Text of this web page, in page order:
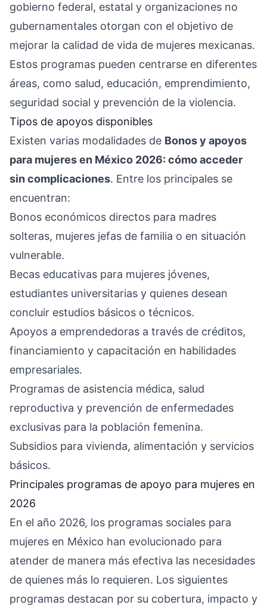
gobierno federal, estatal y organizaciones no
gubernamentales otorgan con el objetivo de
mejorar la calidad de vida de mujeres mexicanas.
Estos programas pueden centrarse en diferentes
áreas, como salud, educación, emprendimiento,
seguridad social y prevención de la violencia.
Tipos de apoyos disponibles
Existen varias modalidades de Bonos y apoyos
para mujeres en México 2026: cómo acceder
sin complicaciones. Entre los principales se
encuentran:
Bonos económicos directos para madres
solteras, mujeres jefas de familia o en situación
vulnerable.
Becas educativas para mujeres jóvenes,
estudiantes universitarias y quienes desean
concluir estudios básicos o técnicos.
Apoyos a emprendedoras a través de créditos,
financiamiento y capacitación en habilidades
empresariales.
Programas de asistencia médica, salud
reproductiva y prevención de enfermedades
exclusivas para la población femenina.
Subsidios para vivienda, alimentación y servicios
básicos.
Principales programas de apoyo para mujeres en
2026
En el año 2026, los programas sociales para
mujeres en México han evolucionado para
atender de manera más efectiva las necesidades
de quienes más lo requieren. Los siguientes
programas destacan por su cobertura, impacto y